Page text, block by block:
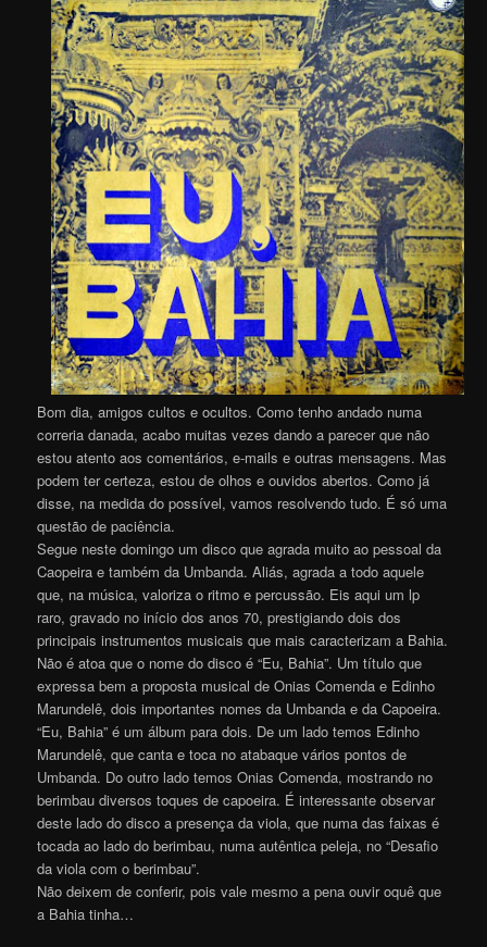
Bom dia, amigos cultos e ocultos. Como tenho andado numa
correria danada, acabo muitas vezes dando a parecer que não
estou atento aos comentários, e-mails e outras mensagens. Mas
podem ter certeza, estou de olhos e ouvidos abertos. Como já
disse, na medida do possível, vamos resolvendo tudo. É só uma
questão de paciência.
Segue neste domingo um disco que agrada muito ao pessoal da
Caopeira e também da Umbanda. Aliás, agrada a todo aquele
que, na música, valoriza o ritmo e percussão. Eis aqui um lp
raro, gravado no início dos anos 70, prestigiando dois dos
principais instrumentos musicais que mais caracterizam a Bahia.
Não é atoa que o nome do disco é “Eu, Bahia”. Um título que
expressa bem a proposta musical de Onias Comenda e Edinho
Marundelê, dois importantes nomes da Umbanda e da Capoeira.
“Eu, Bahia” é um álbum para dois. De um lado temos Edinho
Marundelê, que canta e toca no atabaque vários pontos de
Umbanda. Do outro lado temos Onias Comenda, mostrando no
berimbau diversos toques de capoeira. É interessante observar
deste lado do disco a presença da viola, que numa das faixas é
tocada ao lado do berimbau, numa autêntica peleja, no “Desafio
da viola com o berimbau”.
Não deixem de conferir, pois vale mesmo a pena ouvir oquê que
a Bahia tinha…